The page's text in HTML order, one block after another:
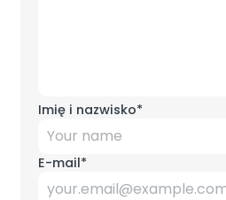
Imię i nazwisko*
E-mail*